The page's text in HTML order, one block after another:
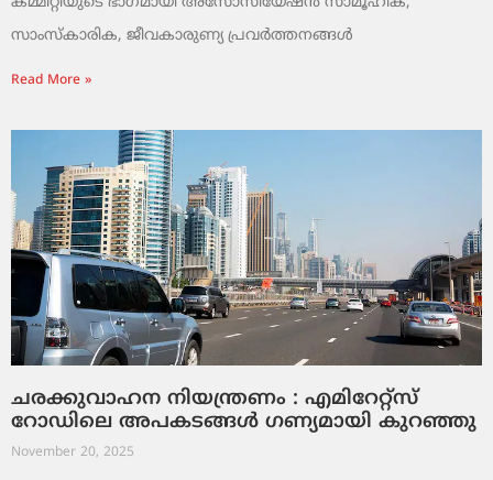
സാംസ്‌കാരിക, ജീവകാരുണ്യ പ്രവർത്തനങ്ങൾ
Read More »
ചരക്കുവാഹന നിയന്ത്രണം : എമിറേറ്റ്സ്
റോഡിലെ അപകടങ്ങൾ ഗണ്യമായി കുറഞ്ഞു
November 20, 2025